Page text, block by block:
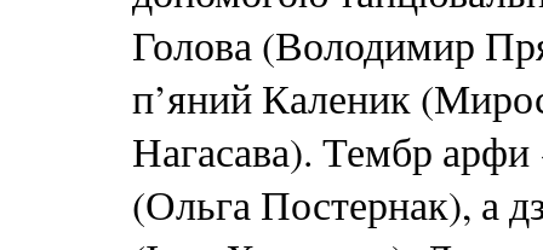
Голова (Володимир
п’яний Каленик
Нагасава). Тембр арфи
(Ольга Постернак), а